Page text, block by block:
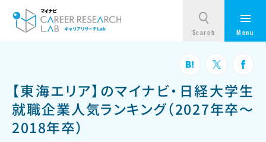
【東海エリア】のマイナビ・日経大学生
就職企業人気ランキング（2027年卒～
2018年卒）